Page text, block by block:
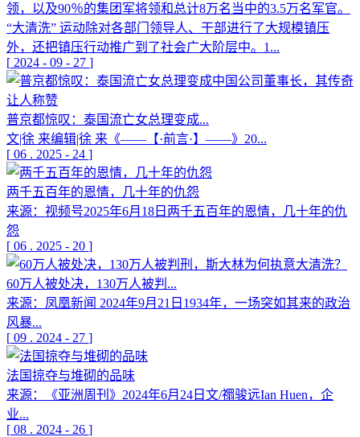
领，以及90％的集团军将领和总计8万名当中的3.5万名军官。
“大清洗” 运动除对各部门领导人、干部进行了大规模镇压
外，还把镇压行动推广到了社会广大阶层中。1...
[ 2024 - 09 - 27 ]
普京都惊叹：泰国流亡女总理变成...
文|徐 来编辑|徐 来《——【·前言·】——》20...
[ 06 . 2025 - 24 ]
两千五百年的恩情，几十年的仇怨
来源：视频号2025年6月18日两千五百年的恩情，几十年的仇
怨
[ 06 . 2025 - 20 ]
60万人被处决，130万人被判...
来源：凤凰新闻 2024年9月21日1934年，一场突如其来的政治
风暴...
[ 09 . 2024 - 27 ]
法国掠夺与堆砌的品味
来源：《亚洲周刊》2024年6月24日文/禤骏远Ian Huen，企
业...
[ 08 . 2024 - 26 ]